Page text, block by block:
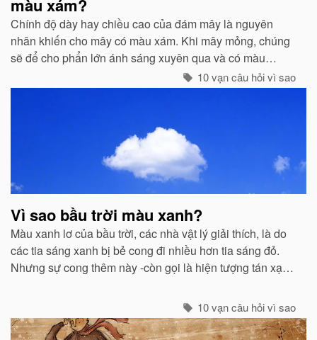
màu xám?
Chính độ dày hay chiều cao của đám mây là nguyên
nhân khiến cho mây có màu xám. Khi mây mỏng, chúng
sẽ để cho phẩn lớn ánh sáng xuyên qua và có màu
10 vạn câu hỏi vì sao
Vì sao bầu trời màu xanh?
Màu xanh lơ của bầu trời, các nhà vật lý giải thích, là do
các tia sáng xanh bị bẻ cong đi nhiều hơn tia sáng đỏ.
Nhưng sự cong thêm này -còn gọi là hiện tượng tán xạ -
10 vạn câu hỏi vì sao